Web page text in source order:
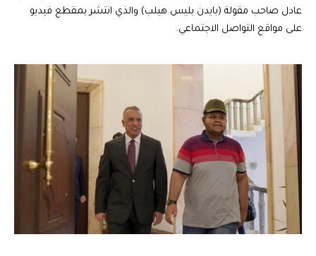
عادل صاحب مقولة (بايدن بليس هيلب) والذي انتشر بمقطع فيديو
على مواقع التواصل الاجتماعي.